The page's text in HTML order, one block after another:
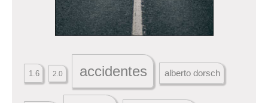
1.6 2.0 accidentes alberto dorsch